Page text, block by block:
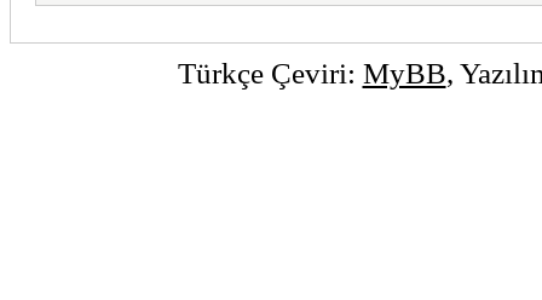
Türkçe Çeviri: MyBB,